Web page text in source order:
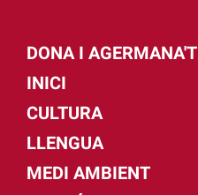
DONA I AGERMANA'T
INICI
CULTURA
LLENGUA
MEDI AMBIENT